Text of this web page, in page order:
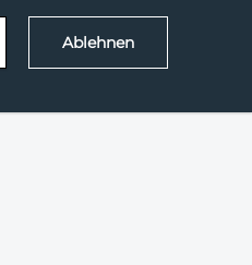
Ablehnen